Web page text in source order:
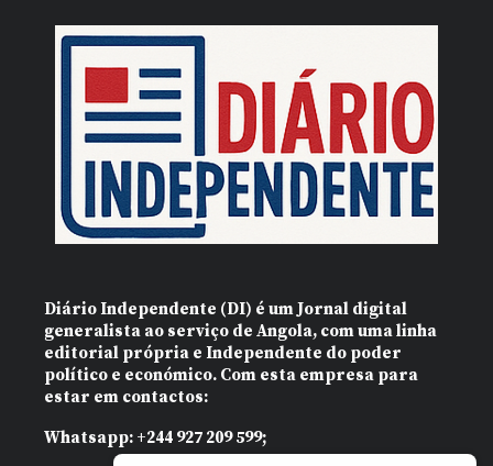
Diário Independente (DI) é um Jornal digital
generalista ao serviço de Angola, com uma linha
editorial própria e Independente do poder
político e económico. Com esta empresa para
estar em contactos:
Whatsapp: +244 927 209 599;